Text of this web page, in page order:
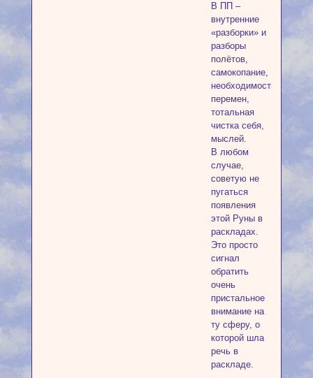
В ПП –
внутренние
«разборки» и
разборы
полётов,
самокопание,
необходимость
перемен,
тотальная
чистка себя,
мыслей.
В любом
случае,
советую не
пугаться
появления
этой Руны в
раскладах.
Это просто
сигнал
обратить
очень
пристальное
внимание на
ту сферу, о
которой шла
речь в
раскладе.